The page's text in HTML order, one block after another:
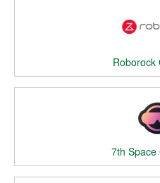
Roborock
7th Space